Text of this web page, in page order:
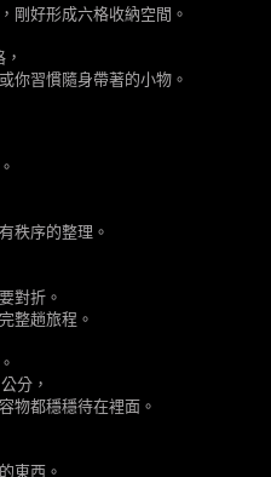
剛好形成六格收納空間。
你習慣隨身帶著的小物。
秩序的整理。
對折。
整趟旅程。
分，
物都穩穩待在裡面。
東西。